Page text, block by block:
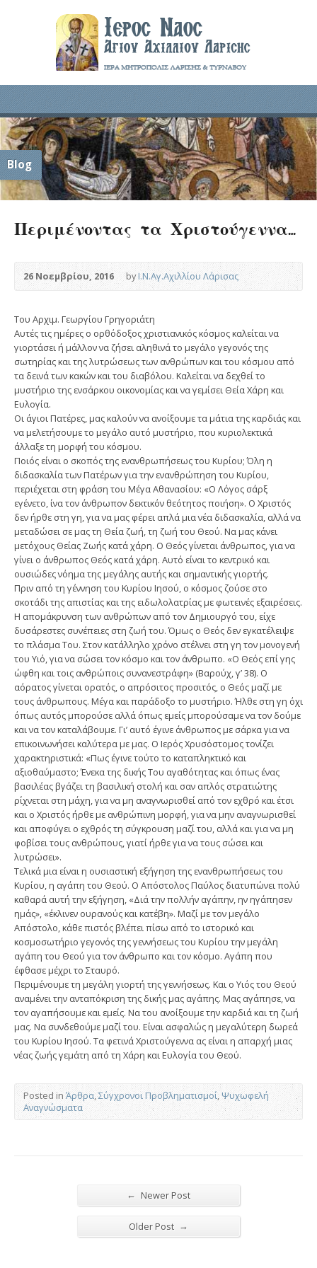
Blog
Περιμένοντας τα Χριστούγεννα…
26 Νοεμβρίου, 2016 byΙ.Ν.Αγ.Αχιλλίου Λάρισας
Του Αρχιμ. Γεωργίου Γρηγοριάτη
Αυτές τις ημέρες ο ορθόδοξος χριστιανικός κόσμος καλείται να
γιορτάσει ή μάλλον να ζήσει αληθινά το μεγάλο γεγονός της
σωτηρίας και της λυτρώσεως των ανθρώπων και του κόσμου από
τα δεινά των κακών και του διαβόλου. Καλείται να δεχθεί το
μυστήριο της ενσάρκου οικονομίας και να γεμίσει Θεία Χάρη και
Ευλογία.
Οι άγιοι Πατέρες, μας καλούν να ανοίξουμε τα μάτια της καρδιάς και
να μελετήσουμε το μεγάλο αυτό μυστήριο, που κυριολεκτικά
άλλαξε τη μορφή του κόσμου.
Ποιός είναι ο σκοπός της ενανθρωπήσεως του Κυρίου; Όλη η
διδασκαλία των Πατέρων για την ενανθρώπηση του Κυρίου,
περιέχεται στη φράση του Μέγα Αθανασίου: «Ο Λόγος σάρξ
εγένετο, ίνα τον άνθρωπον δεκτικόν θεότητος ποιήση». Ο Χριστός
δεν ήρθε στη γη, για να μας φέρει απλά μια νέα διδασκαλία, αλλά να
μεταδώσει σε μας τη Θεία ζωή, τη ζωή του Θεού. Να μας κάνει
μετόχους Θείας Ζωής κατά χάρη. Ο Θεός γίνεται άνθρωπος, για να
γίνει ο άνθρωπος Θεός κατά χάρη. Αυτό είναι το κεντρικό και
ουσιώδες νόημα της μεγάλης αυτής και σημαντικής γιορτής.
Πριν από τη γέννηση του Κυρίου Ιησού, ο κόσμος ζούσε στο
σκοτάδι της απιστίας και της ειδωλολατρίας με φωτεινές εξαιρέσεις.
Η απομάκρυνση των ανθρώπων από τον Δημιουργό του, είχε
δυσάρεστες συνέπειες στη ζωή του. Όμως ο Θεός δεν εγκατέλειψε
το πλάσμα Του. Στον κατάλληλο χρόνο στέλνει στη γη τον μονογενή
του Υιό, για να σώσει τον κόσμο και τον άνθρωπο. «Ο Θεός επί γης
ώφθη και τοις ανθρώποις συνανεστράφη» (Βαρούχ, γ’ 38). Ο
αόρατος γίνεται ορατός, ο απρόσιτος προσιτός, ο Θεός μαζί με
τους άνθρωπους. Μέγα και παράδοξο το μυστήριο. Ήλθε στη γη όχι
όπως αυτός μπορούσε αλλά όπως εμείς μπορούσαμε να τον δούμε
και να τον καταλάβουμε. Γι’ αυτό έγινε άνθρωπος με σάρκα για να
επικοινωνήσει καλύτερα με μας. Ο Ιερός Χρυσόστομος τονίζει
χαρακτηριστικά: «Πως έγινε τούτο το καταπληκτικό και
αξιοθαύμαστο; Ένεκα της δικής Του αγαθότητας και όπως ένας
βασιλέας βγάζει τη βασιλική στολή και σαν απλός στρατιώτης
ρίχνεται στη μάχη, για να μη αναγνωρισθεί από τον εχθρό και έτσι
και ο Χριστός ήρθε με ανθρώπινη μορφή, για να μην αναγνωρισθεί
και αποφύγει ο εχθρός τη σύγκρουση μαζί του, αλλά και για να μη
φοβίσει τους ανθρώπους, γιατί ήρθε για να τους σώσει και
λυτρώσει».
Τελικά μια είναι η ουσιαστική εξήγηση της ενανθρωπήσεως του
Κυρίου, η αγάπη του Θεού. Ο Απόστολος Παύλος διατυπώνει πολύ
καθαρά αυτή την εξήγηση, «Διά την πολλήν αγάπην, ην ηγάπησεν
ημάς», «έκλινεν ουρανούς και κατέβη». Μαζί με τον μεγάλο
Απόστολο, κάθε πιστός βλέπει πίσω από το ιστορικό και
κοσμοσωτήριο γεγονός της γεννήσεως του Κυρίου την μεγάλη
αγάπη του Θεού για τον άνθρωπο και τον κόσμο. Αγάπη που
έφθασε μέχρι το Σταυρό.
Περιμένουμε τη μεγάλη γιορτή της γεννήσεως. Και ο Υιός του Θεού
αναμένει την ανταπόκριση της δικής μας αγάπης. Μας αγάπησε, να
τον αγαπήσουμε και εμείς. Να του ανοίξουμε την καρδιά και τη ζωή
μας. Να συνδεθούμε μαζί του. Είναι ασφαλώς η μεγαλύτερη δωρεά
του Κυρίου Ιησού. Τα φετινά Χριστούγεννα ας είναι η απαρχή μιας
νέας ζωής γεμάτη από τη Χάρη και Ευλογία του Θεού.
Posted in Άρθρα,Σύγχρονοι Προβληματισμοί,Ψυχωφελή
Αναγνώσματα
← Newer Post
Older Post →